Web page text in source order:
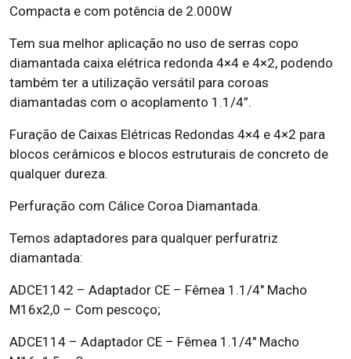
Compacta e com potência de 2.000W
Tem sua melhor aplicação no uso de serras copo
diamantada caixa elétrica redonda 4×4 e 4×2, podendo
também ter a utilização versátil para coroas
diamantadas com o acoplamento 1.1/4”.
Furação de Caixas Elétricas Redondas 4×4 e 4×2 para
blocos cerâmicos e blocos estruturais de concreto de
qualquer dureza.
Perfuração com Cálice Coroa Diamantada.
Temos adaptadores para qualquer perfuratriz
diamantada:
ADCE1142 – Adaptador CE – Fêmea 1.1/4″ Macho
M16x2,0 – Com pescoço;
ADCE114 – Adaptador CE – Fêmea 1.1/4″ Macho